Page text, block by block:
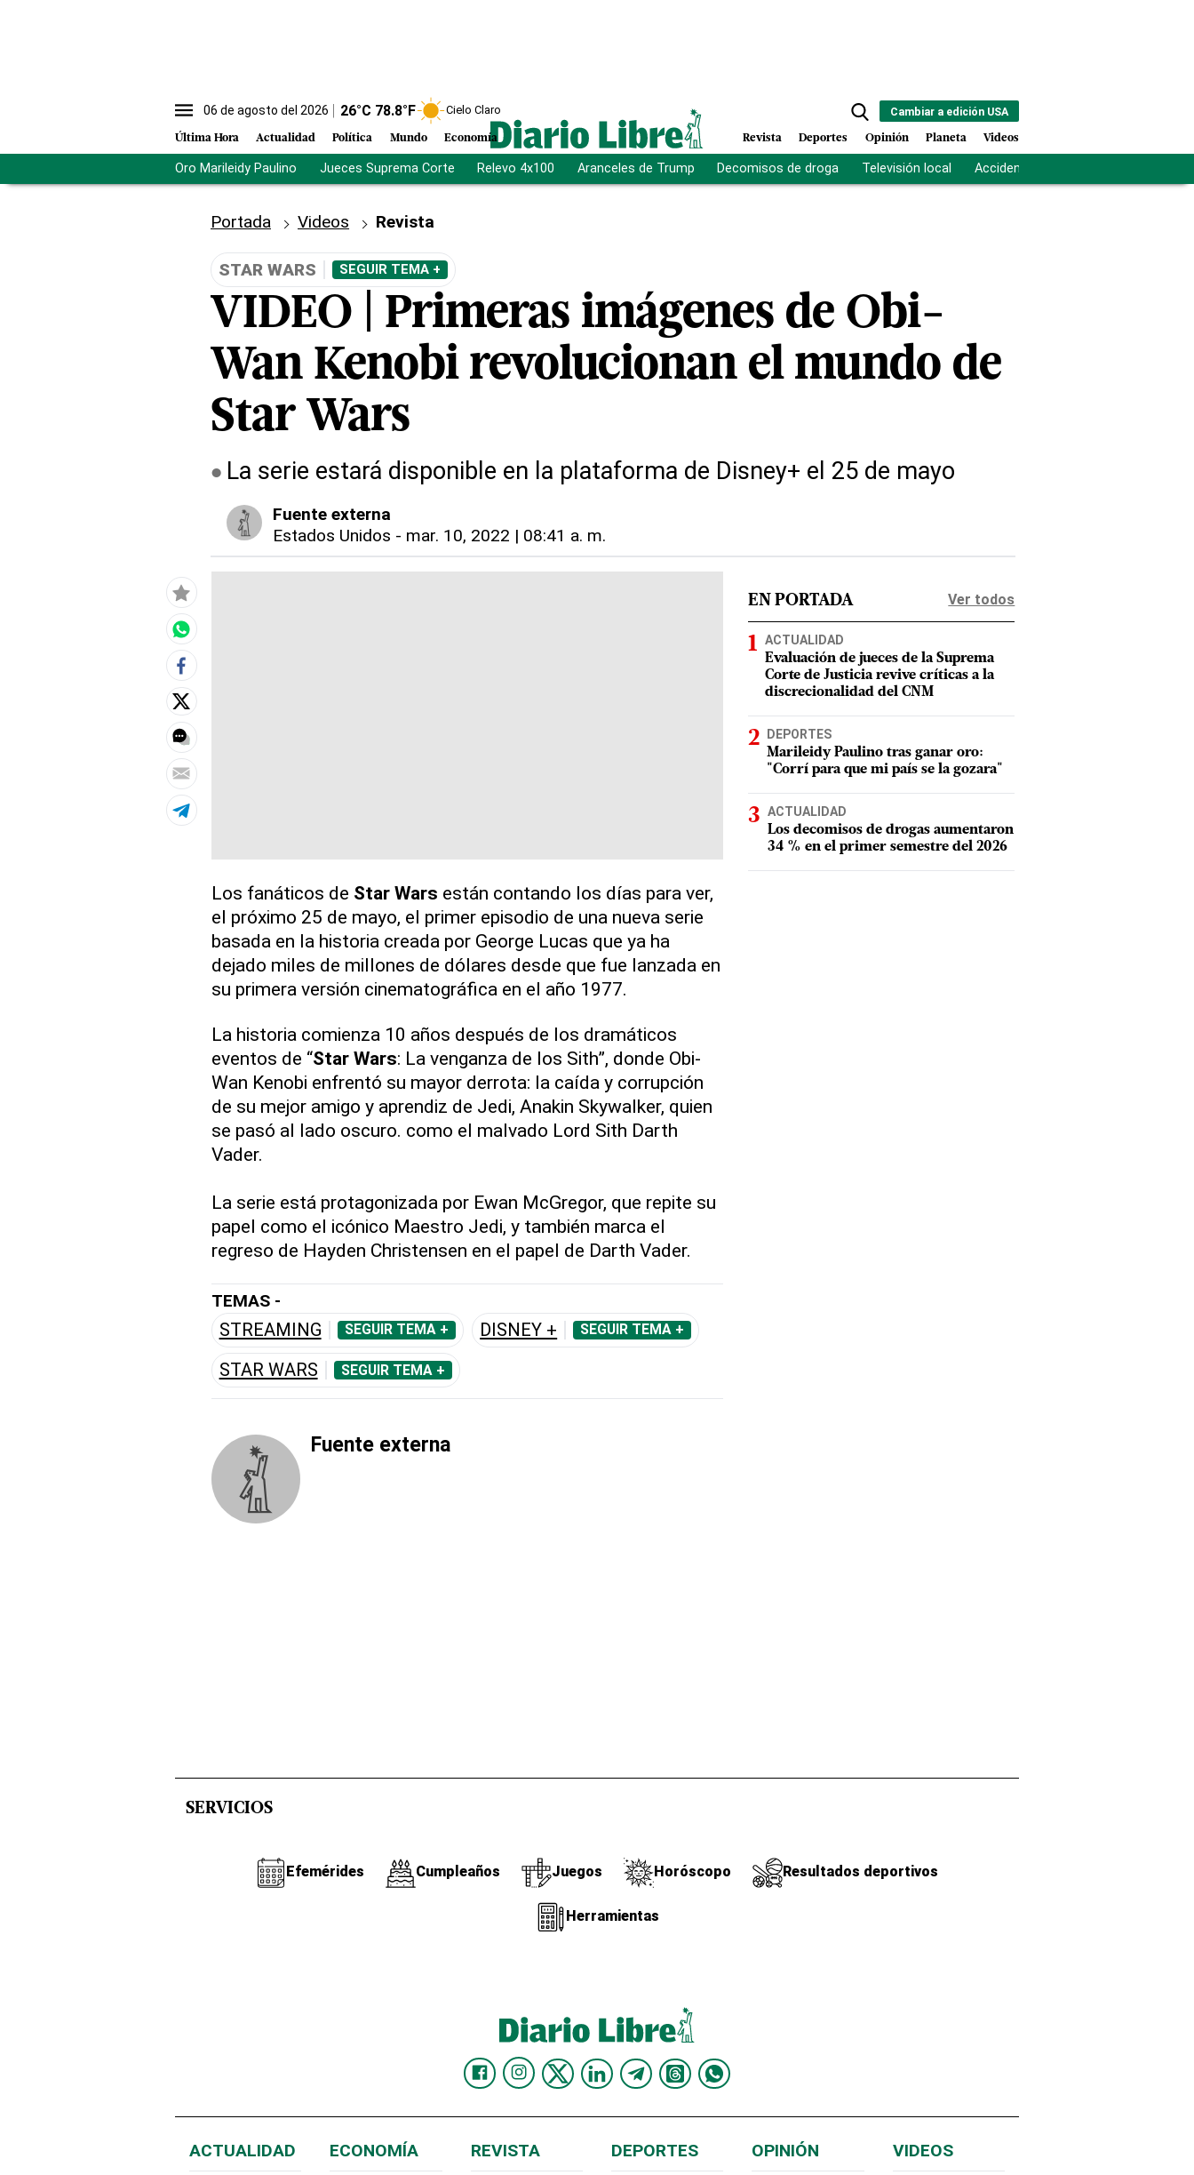
06 de agosto del 2026 26°C 78.8°F Cielo Claro
Última Hora Actualidad Política Mundo Economía
Cambiar a edición USA
Revista Deportes Opinión Planeta Videos
Oro Marileidy Paulino Jueces Suprema Corte Relevo 4x100 Aranceles de Trump Decomisos de droga Televisión local Accidente Los Ríos
Portada Videos Revista
STAR WARS SEGUIR TEMA +
VIDEO | Primeras imágenes de Obi-
Wan Kenobi revolucionan el mundo de
Star Wars
La serie estará disponible en la plataforma de Disney+ el 25 de mayo
Fuente externa
Estados Unidos - mar. 10, 2022 | 08:41 a. m.
Los fanáticos de Star Wars están contando los días para ver,
el próximo 25 de mayo, el primer episodio de una nueva serie
basada en la historia creada por George Lucas que ya ha
dejado miles de millones de dólares desde que fue lanzada en
su primera versión cinematográfica en el año 1977.
La historia comienza 10 años después de los dramáticos
eventos de “Star Wars: La venganza de los Sith”, donde Obi-
Wan Kenobi enfrentó su mayor derrota: la caída y corrupción
de su mejor amigo y aprendiz de Jedi, Anakin Skywalker, quien
se pasó al lado oscuro. como el malvado Lord Sith Darth
Vader.
La serie está protagonizada por Ewan McGregor, que repite su
papel como el icónico Maestro Jedi, y también marca el
regreso de Hayden Christensen en el papel de Darth Vader.
TEMAS -
STREAMING SEGUIR TEMA + DISNEY + SEGUIR TEMA +
STAR WARS SEGUIR TEMA +
Fuente externa
EN PORTADA Ver todos
ACTUALIDAD
Evaluación de jueces de la Suprema
Corte de Justicia revive críticas a la
discrecionalidad del CNM
DEPORTES
Marileidy Paulino tras ganar oro:
"Corrí para que mi país se la gozara"
ACTUALIDAD
Los decomisos de drogas aumentaron
34 % en el primer semestre del 2026
SERVICIOS
Efemérides Cumpleaños Juegos Horóscopo Resultados deportivos
Herramientas
ACTUALIDAD ECONOMÍA REVISTA DEPORTES OPINIÓN VIDEOS